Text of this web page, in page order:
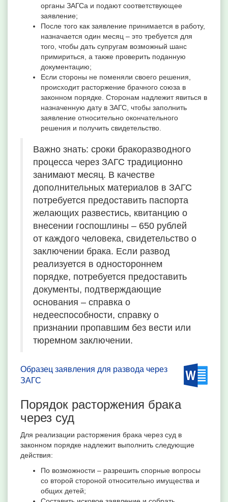
органы ЗАГСа и подают соответствующее
заявление;
После того как заявление принимается в работу,
назначается один месяц – это требуется для
того, чтобы дать супругам возможный шанс
примириться, а также проверить поданную
документацию;
Если стороны не поменяли своего решения,
происходит расторжение брачного союза в
законном порядке. Сторонам надлежит явиться в
назначенную дату в ЗАГС, чтобы заполнить
заявление относительно окончательного
решения и получить свидетельство.
Важно знать: сроки бракоразводного
процесса через ЗАГС традиционно
занимают месяц. В качестве
дополнительных материалов в ЗАГС
потребуется предоставить паспорта
желающих развестись, квитанцию о
внесении госпошлины – 650 рублей
от каждого человека, свидетельство о
заключении брака. Если развод
реализуется в одностороннем
порядке, потребуется предоставить
документы, подтверждающие
основания – справка о
недееспособности, справку о
признании пропавшим без вести или
тюремном заключении.
Образец заявления для развода через
ЗАГС
Порядок расторжения брака
через суд
Для реализации расторжения брака через суд в
законном порядке надлежит выполнить следующие
действия:
По возможности – разрешить спорные вопросы
со второй стороной относительно имущества и
общих детей;